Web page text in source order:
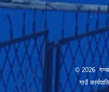
© 2026
गाउँ